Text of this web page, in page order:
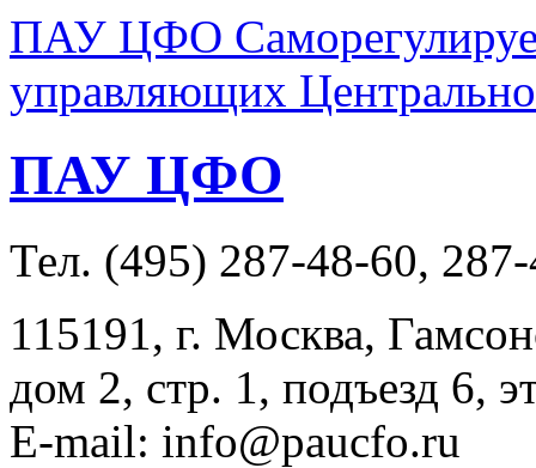
ПАУ ЦФО
управляющих
ПАУ ЦФО
Тел. (495) 287-48-60,
115191, г. Москва,
дом 2, стр. 1, подъезд 6,
E-mail: info@paucfo.ru